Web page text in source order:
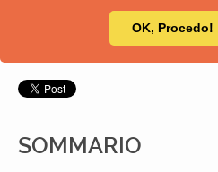
OK, Procedo!
31-7-2008
SOMMARIO